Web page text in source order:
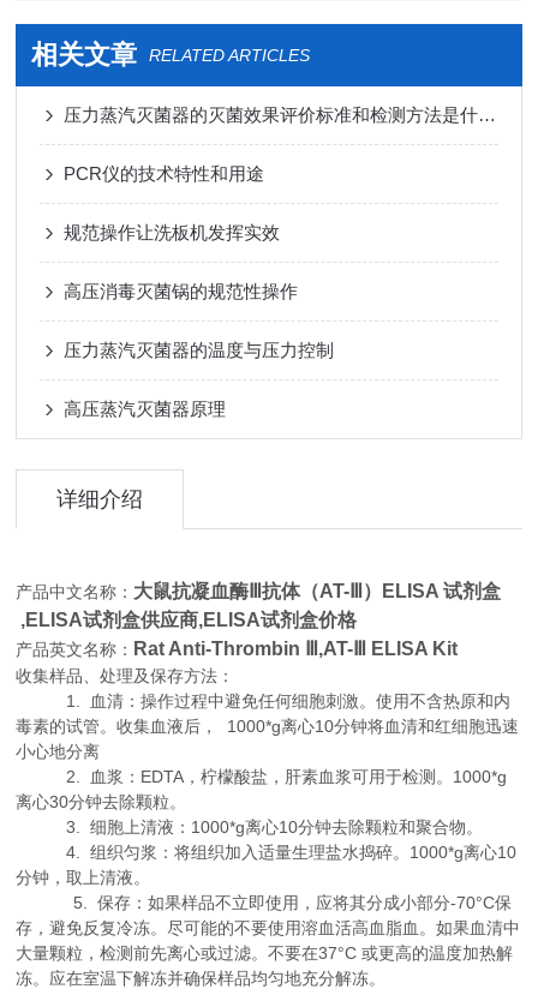
相关文章 RELATED ARTICLES
压力蒸汽灭菌器的灭菌效果评价标准和检测方法是什么？
PCR仪的技术特性和用途
规范操作让洗板机发挥实效
高压消毒灭菌锅的规范性操作
压力蒸汽灭菌器的温度与压力控制
高压蒸汽灭菌器原理
详细介绍
产品中文名称： 大鼠抗凝血酶Ⅲ抗体（AT-Ⅲ）ELISA 试剂盒
,ELISA试剂盒供应商,ELISA试剂盒价格
产品英文名称： Rat Anti-Thrombin Ⅲ,AT-Ⅲ ELISA Kit
收集样品、处理及保存方法：
1. 血清：操作过程中避免任何细胞刺激。使用不含热原和内
毒素的试管。收集血液后， 1000*g离心10分钟将血清和红细胞迅速
小心地分离
2. 血浆：EDTA，柠檬酸盐，肝素血浆可用于检测。1000*g
离心30分钟去除颗粒。
3. 细胞上清液：1000*g离心10分钟去除颗粒和聚合物。
4. 组织匀浆：将组织加入适量生理盐水捣碎。1000*g离心10
分钟，取上清液。
5. 保存：如果样品不立即使用，应将其分成小部分-70°C保
存，避免反复冷冻。尽可能的不要使用溶血活高血脂血。如果血清中
大量颗粒，检测前先离心或过滤。不要在37°C 或更高的温度加热解
冻。应在室温下解冻并确保样品均匀地充分解冻。